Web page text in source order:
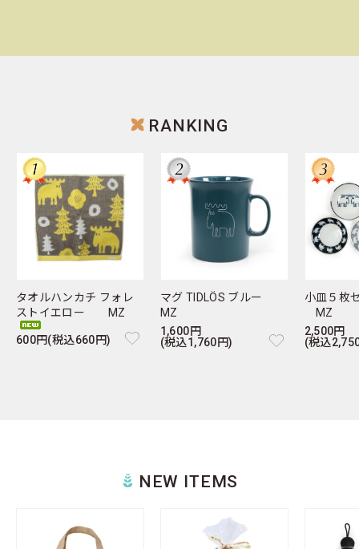
秋の新作ウエアが入荷しました☆
肌寒くなる季節にぴったりなカーディガンや長袖シャツ
が揃いました。
北欧らしいシンプルで心地よいアイテムが揃っていま
この秋のおしゃれに、ぜひ取り入れてみてください♪
2025/09/12
とってもカラフル！モズの人気者『エルク』の
チャームがせいぞろい☆
北欧雑貨ブランド「moz（モズ）」のアイテム
に関するコラム掲載しました！
RANKING
タオルハンカチ フォレ
ストイエロー MZ
600円(税込660円)
マグ TIDLÖS ブルー
MZ
1,600円
(税込1,760円)
小皿５枚
MZ
2,500円
(税込
NEW ITEMS